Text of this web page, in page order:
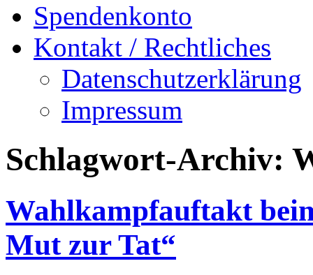
Spendenkonto
Kontakt / Rechtliches
Datenschutzerklärung
Impressum
Schlagwort-Archiv:
Wahlkampfauftakt
Mut zur Tat“